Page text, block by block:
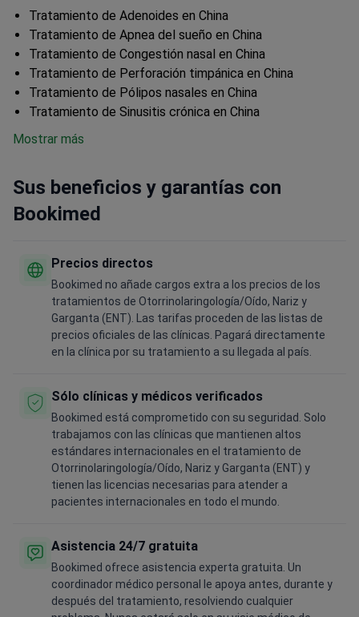
Tratamiento de Adenoides en China
Tratamiento de Apnea del sueño en China
Tratamiento de Congestión nasal en China
Tratamiento de Perforación timpánica en China
Tratamiento de Pólipos nasales en China
Tratamiento de Sinusitis crónica en China
Mostrar más
Sus beneficios y garantías con
Bookimed
Precios directos
Bookimed no añade cargos extra a los precios de los
tratamientos de Otorrinolaringología/Oído, Nariz y
Garganta (ENT). Las tarifas proceden de las listas de
precios oficiales de las clínicas. Pagará directamente
en la clínica por su tratamiento a su llegada al país.
Sólo clínicas y médicos verificados
Bookimed está comprometido con su seguridad. Solo
trabajamos con las clínicas que mantienen altos
estándares internacionales en el tratamiento de
Otorrinolaringología/Oído, Nariz y Garganta (ENT) y
tienen las licencias necesarias para atender a
pacientes internacionales en todo el mundo.
Asistencia 24/7 gratuita
Bookimed ofrece asistencia experta gratuita. Un
coordinador médico personal le apoya antes, durante y
después del tratamiento, resolviendo cualquier